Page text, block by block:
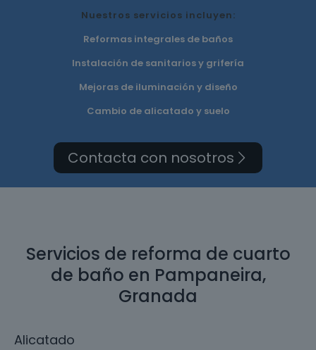
Nuestros servicios incluyen:
Reformas integrales de baños
Instalación de sanitarios y grifería
Mejoras de iluminación y diseño
Cambio de alicatado y suelo
Contacta con nosotros
Servicios de reforma de cuarto
de baño en Pampaneira,
Granada
Alicatado